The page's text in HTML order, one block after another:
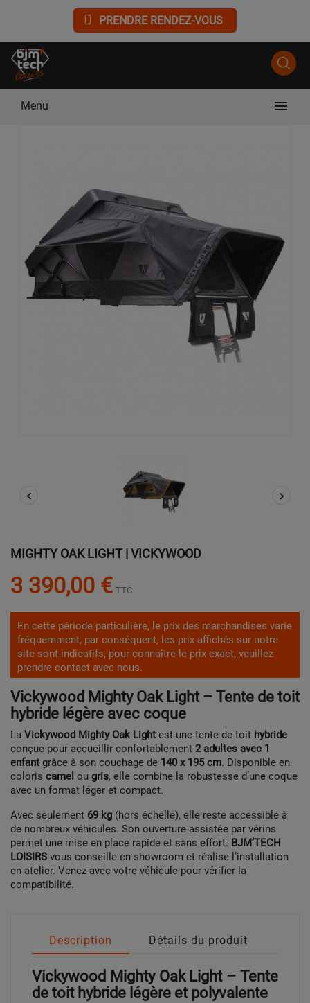
PRENDRE RENDEZ-VOUS
Menu 
 
MIGHTY OAK LIGHT | VICKYWOOD
3 390,00 € TTC
En cette période particulière, le prix des marchandises varie
fréquemment, par conséquent, les prix affichés sur notre
site sont indicatifs, pour connaître le prix exact, veuillez
prendre contact avec nous.
Vickywood Mighty Oak Light – Tente de toit
hybride légère avec coque
La Vickywood Mighty Oak Light est une tente de toit hybride
conçue pour accueillir confortablement 2 adultes avec 1
enfant grâce à son couchage de 140 x 195 cm. Disponible en
coloris camel ou gris, elle combine la robustesse d’une coque
avec un format léger et compact.
Avec seulement 69 kg (hors échelle), elle reste accessible à
de nombreux véhicules. Son ouverture assistée par vérins
permet une mise en place rapide et sans effort. BJM’TECH
LOISIRS vous conseille en showroom et réalise l’installation
en atelier. Venez avec votre véhicule pour vérifier la
compatibilité.
Description Détails du produit
Vickywood Mighty Oak Light – Tente
de toit hybride légère et polyvalente